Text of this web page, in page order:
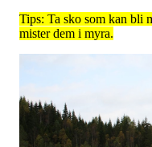
Tips: Ta sko som kan bli
mister dem i myra.